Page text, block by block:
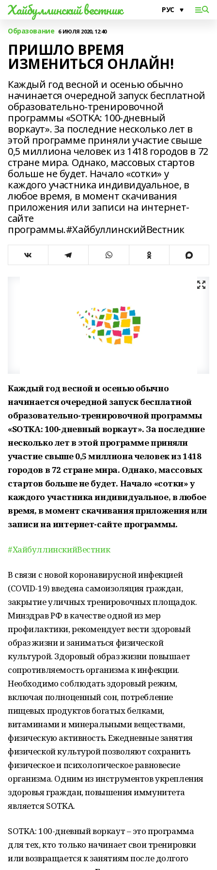
Хайбуллинский вестник
Образование 6 ИЮЛЯ 2020, 12:40
ПРИШЛО ВРЕМЯ
ИЗМЕНИТЬСЯ ОНЛАЙН!
Каждый год весной и осенью обычно
начинается очередной запуск бесплатной
образовательно-тренировочной
программы «SOTKA: 100-дневный
воркаут». За последние несколько лет в
этой программе приняли участие свыше
0,5 миллиона человек из 1418 городов в 72
стране мира. Однако, массовых стартов
больше не будет. Начало «сотки» у
каждого участника индивидуальное, в
любое время, в момент скачивания
приложения или записи на интернет-
сайте
программы.#ХайбуллинскийВестник
Каждый год весной и осенью обычно
начинается очередной запуск бесплатной
образовательно-тренировочной программы
«SOTKA: 100-дневный воркаут». За последние
несколько лет в этой программе приняли
участие свыше 0,5 миллиона человек из 1418
городов в 72 стране мира. Однако, массовых
стартов больше не будет. Начало «сотки» у
каждого участника индивидуальное, в любое
время, в момент скачивания приложения или
записи на интернет-сайте программы.
#ХайбуллинскийВестник
В связи с новой коронавирусной инфекцией
(COVID-19) введена самоизоляция граждан,
закрытие уличных тренировочных площадок.
Минздрав РФ в качестве одной из мер
профилактики, рекомендует вести здоровый
образ жизни и заниматься физической
культурой. Здоровый образ жизни повышает
сопротивляемость организма к инфекции.
Необходимо соблюдать здоровый режим,
включая полноценный сон, потребление
пищевых продуктов богатых белками,
витаминами и минеральными веществами,
физическую активность. Ежедневные занятия
физической культурой позволяют сохранить
физическое и психологическое равновесие
организма. Одним из инструментов укрепления
здоровья граждан, повышения иммунитета
является SOTKA.
SOTKA: 100-дневный воркаут – это программа
для тех, кто только начинает свои тренировки
или возвращается к занятиям после долгого